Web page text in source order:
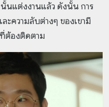
นแต่งงานแล้ว ดังนั้น การ
ะความลับต่างๆ ของเขามี
ต้องติดตาม